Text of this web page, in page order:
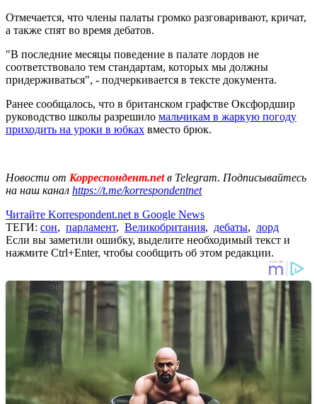
Отмечается, что члены палаты громко разговаривают, кричат,
а также спят во время дебатов.
"В последние месяцы поведение в палате лордов не
соответствовало тем стандартам, которых мы должны
придерживаться", - подчеркивается в тексте документа.
Ранее сообщалось, что в британском графстве Оксфордшир
руководство школы разрешило мальчикам в жаркую погоду
приходить на уроки в юбках вместо брюк.
Новости от Корреспондент.netв Telegram. Подписывайтесь
на наш канал https://t.me/korrespondentnet
Читайте Korrespondent.net в Google News
ТЕГИ: сон, парламент, Великобритания, дебаты, лорд
Если вы заметили ошибку, выделите необходимый текст и
нажмите Ctrl+Enter, чтобы сообщить об этом редакции.